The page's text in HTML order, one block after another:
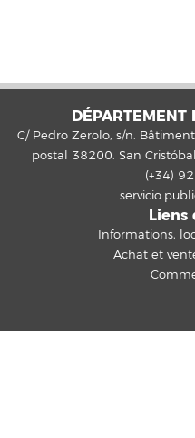
DÉPARTEMENT
C/ Pedro Zerolo, s/n.
postal 38200. San
(+34)
Informations,
Achat et